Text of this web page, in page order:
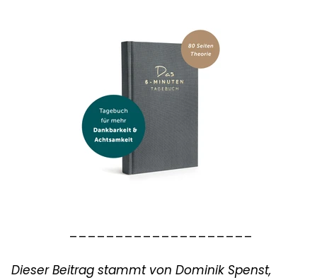
____________________
Dieser Beitrag stammt von Dominik Spenst,